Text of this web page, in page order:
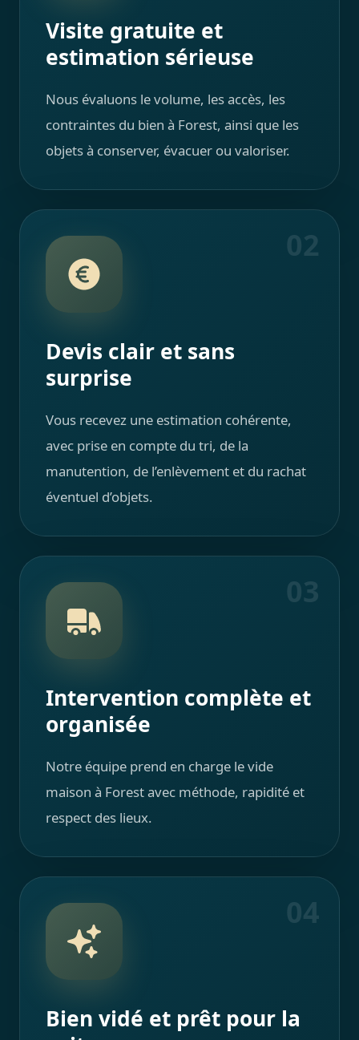
Visite gratuite et
estimation sérieuse
Nous évaluons le volume, les accès, les
contraintes du bien à Forest, ainsi que les
objets à conserver, évacuer ou valoriser.
02
Devis clair et sans
surprise
Vous recevez une estimation cohérente,
avec prise en compte du tri, de la
manutention, de l’enlèvement et du rachat
éventuel d’objets.
03
Intervention complète et
organisée
Notre équipe prend en charge le vide
maison à Forest avec méthode, rapidité et
respect des lieux.
04
Bien vidé et prêt pour la